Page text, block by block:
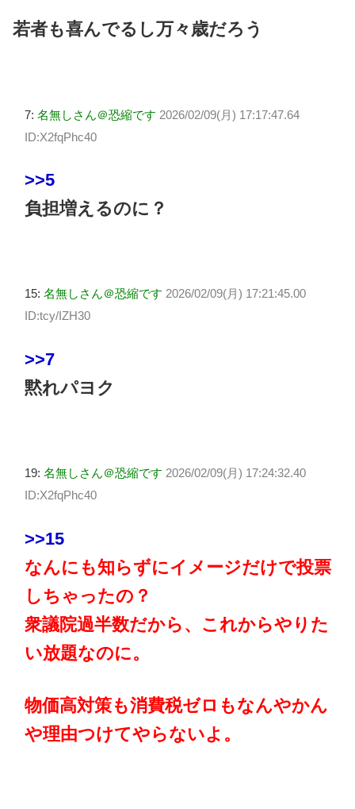
若者も喜んでるし万々歳だろう
7: 名無しさん＠恐縮です 2026/02/09(月) 17:17:47.64
ID:X2fqPhc40
>>5
負担増えるのに？
15: 名無しさん＠恐縮です 2026/02/09(月) 17:21:45.00
ID:tcy/IZH30
>>7
黙れパヨク
19: 名無しさん＠恐縮です 2026/02/09(月) 17:24:32.40
ID:X2fqPhc40
>>15
なんにも知らずにイメージだけで投票
しちゃったの？
衆議院過半数だから、これからやりた
い放題なのに。
物価高対策も消費税ゼロもなんやかん
や理由つけてやらないよ。